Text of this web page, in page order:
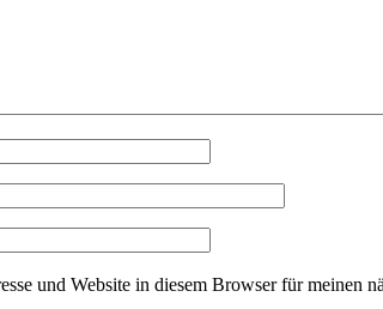
und Website in diesem Browser für meinen